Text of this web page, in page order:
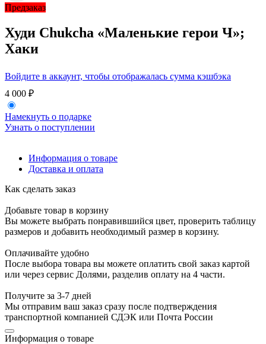
Предзаказ
Худи Сhukcha «Маленькие герои Ч»;
Хаки
Войдите в аккаунт, чтобы отображалась сумма кэшбэка
4 000 ₽
Намекнуть о подарке
Узнать о поступлении
Информация о товаре
Доставка и оплата
Как сделать заказ
Добавьте товар в корзину
Вы можете выбрать понравившийся цвет, проверить таблицу
размеров и добавить необходимый размер в корзину.
Оплачивайте удобно
После выбора товара вы можете оплатить свой заказ картой
или через сервис Долями, разделив оплату на 4 части.
Получите за 3-7 дней
Мы отправим ваш заказ сразу после подтверждения
транспортной компанией СДЭК или Почта России
Информация о товаре